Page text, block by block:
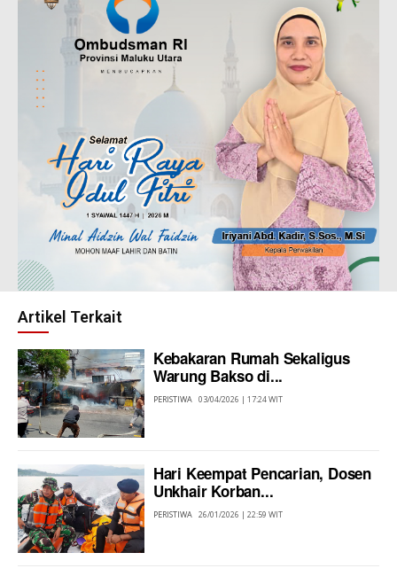
Artikel Terkait
Kebakaran Rumah Sekaligus
Warung Bakso di...
PERISTIWA 03/04/2026 | 17:24 WIT
Hari Keempat Pencarian, Dosen
Unkhair Korban...
PERISTIWA 26/01/2026 | 22:59 WIT